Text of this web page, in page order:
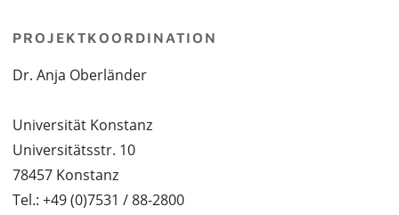
PROJEKTKOORDINATION
Dr. Anja Oberländer
Universität Konstanz
Universitätsstr. 10
78457 Konstanz
Tel.: +49 (0)7531 / 88-2800